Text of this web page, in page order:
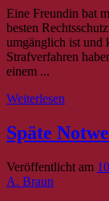
Eine Freundin bat
besten
umgänglich ist und
Strafverfahren
einem ...
Weiterlesen
Späte
Veröffentlicht am
A. Braun